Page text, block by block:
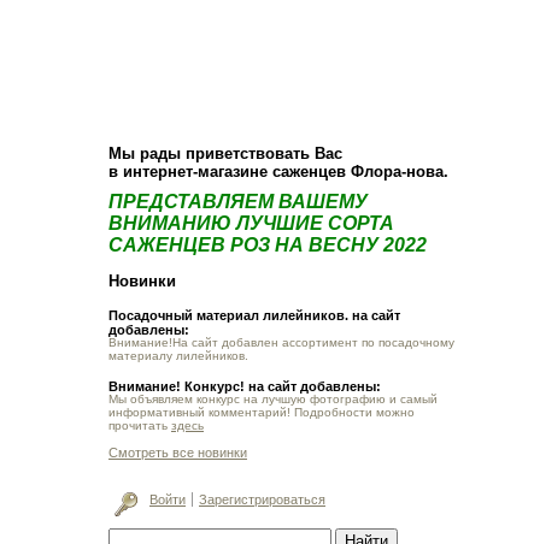
Мы рады приветствовать Вас
в интернет-магазине саженцев Флора-нова.
ПРЕДСТАВЛЯЕМ ВАШЕМУ
ВНИМАНИЮ ЛУЧШИЕ СОРТА
САЖЕНЦЕВ РОЗ НА ВЕСНУ 2022
Новинки
Посадочный материал лилейников. на сайт
добавлены:
Внимание!На сайт добавлен ассортимент по посадочному
материалу лилейников.
Внимание! Конкурс! на сайт добавлены:
Мы объявляем конкурс на лучшую фотографию и самый
информативный комментарий! Подробности можно
прочитать здесь
Смотреть все новинки
Войти Зарегистрироваться